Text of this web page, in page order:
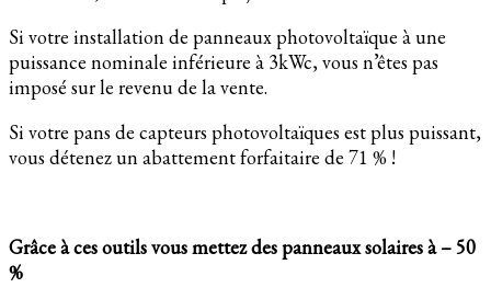
Si votre installation de panneaux photovoltaïque à une
puissance nominale inférieure à 3kWc, vous n’êtes pas
imposé sur le revenu de la vente.
Si votre pans de capteurs photovoltaïques est plus puissant,
vous détenez un abattement forfaitaire de 71 % !
Grâce à ces outils vous mettez des panneaux solaires à – 50
%